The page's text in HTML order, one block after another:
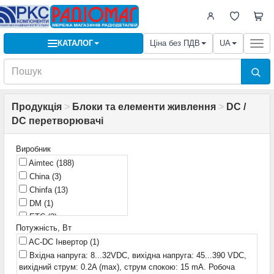
КАТАЛОГ Ціна без ПДВ UA
Продукція > Блоки та елементи живлення > DC /
DC перетворювачі
Виробник
Aimtec (188)
China (3)
Chinfa (13)
DM (1)
ETC(3)
Ericsson (2)
FAVOTEK(47)
FNIRSI(3)
FRA(1)
Потужність, Вт
AC-DC Інвертор (1)
Вхідна напруга: 8...32VDC, вихідна напруга: 45...390 VDC,
вихідний струм: 0.2A (max), струм спокою: 15 mA. Робоча